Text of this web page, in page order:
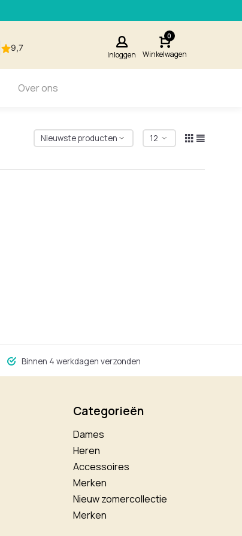
Inloggen
0
Winkelwagen
Over ons
Binnen 4 werkdagen verzonden
Categorieën
Dames
Heren
Accessoires
Merken
Nieuw zomercollectie
Merken